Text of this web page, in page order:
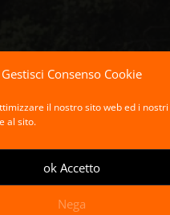
Gestisci Consenso Cookie
il nostro sito web ed i
al sito.
ok Accetto
Nega